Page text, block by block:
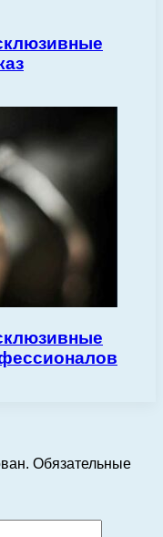
Обязательные